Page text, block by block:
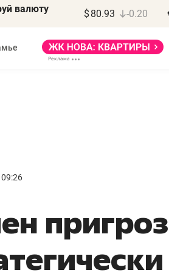
валюту $ 80.93 -0.20
девелопера – найти
правильный продукт»
Девелопер из топ-10*
Башкортостана входит в Татарстан